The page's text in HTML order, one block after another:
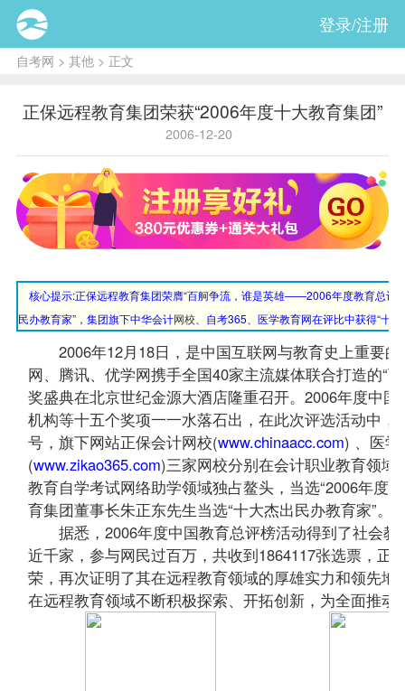
登录/注册
自考网 > 其他 > 正文
正保远程教育集团荣获“2006年度十大教育集团”
2006-12-20
核心提示:正保远程教育集团荣膺“百舸争流，谁是英雄——2006年度教育总评
民办教育家”，集团旗下中华会计网校、自考365、医学教育网在评比中获得“十
2006年12月18日，是中国互联网与教育史上重要的
网、腾讯、优学网携手全国40家主流媒体联合打造的
奖盛典在北京世纪金源大酒店隆重召开。2006年度中
机构等十五个奖项一一水落石出，在此次评选活动中，
号，旗下网站正保会计网校(www.chinaacc.com) 、医
(www.zikao365.com)三家网校分别在会计职业教育领域
教育自学考试网络助学领域独占鳌头，当选“2006年度
育集团董事长朱正东先生当选“十大杰出民办教育家”。
据悉，2006年度中国教育总评榜活动得到了社会教
近千家，参与网民过百万，共收到1864117张选票，正
荣，再次证明了其在远程教育领域的厚雄实力和领先
在远程教育领域不断积极探索、开拓创新，为全面推